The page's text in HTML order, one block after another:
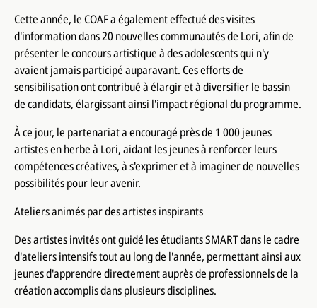
Cette année, le COAF a également effectué des visites
d'information dans 20 nouvelles communautés de Lori, afin de
présenter le concours artistique à des adolescents qui n'y
avaient jamais participé auparavant. Ces efforts de
sensibilisation ont contribué à élargir et à diversifier le bassin
de candidats, élargissant ainsi l'impact régional du programme.
À ce jour, le partenariat a encouragé près de 1 000 jeunes
artistes en herbe à Lori, aidant les jeunes à renforcer leurs
compétences créatives, à s'exprimer et à imaginer de nouvelles
possibilités pour leur avenir.
Ateliers animés par des artistes inspirants
Des artistes invités ont guidé les étudiants SMART dans le cadre
d'ateliers intensifs tout au long de l'année, permettant ainsi aux
jeunes d'apprendre directement auprès de professionnels de la
création accomplis dans plusieurs disciplines.